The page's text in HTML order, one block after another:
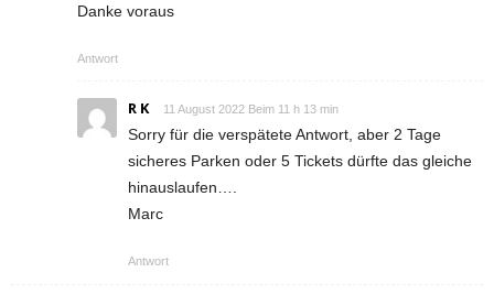
Danke voraus
Antwort
R K 11 August 2022 Beim 11 h 13 min
Sorry für die verspätete Antwort, aber 2 Tage
sicheres Parken oder 5 Tickets dürfte das gleiche
hinauslaufen….
Marc
Antwort